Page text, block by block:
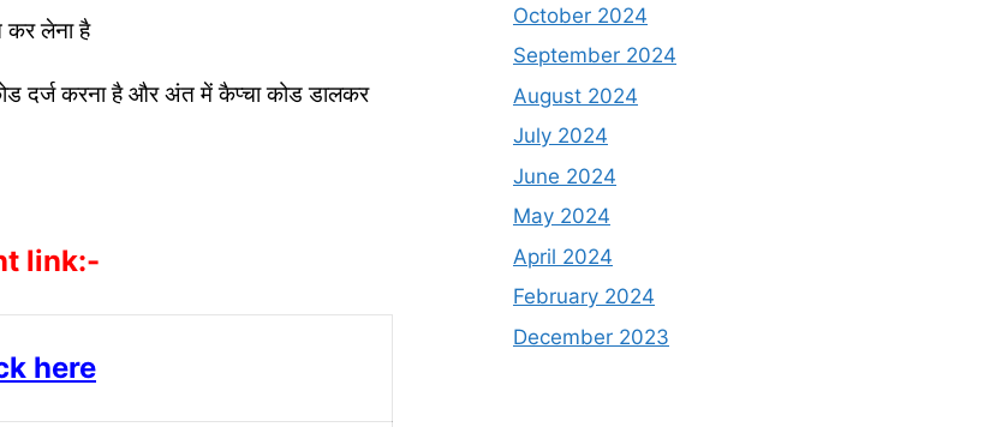
लेना है
दर्ज करना है और अंत में कैप्चा कोड डालकर
link:-
here
October 2024
September 2024
August 2024
July 2024
June 2024
May 2024
April 2024
February 2024
December 2023